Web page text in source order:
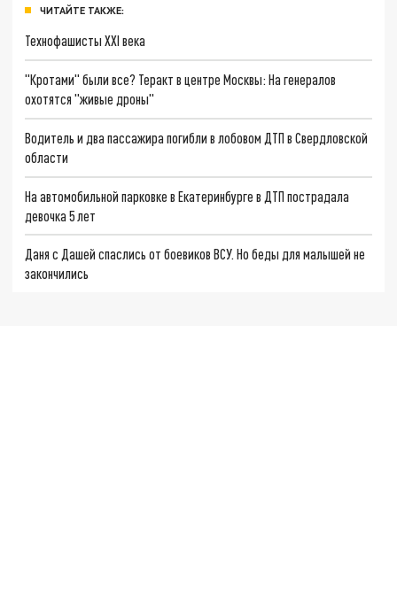
ЧИТАЙТЕ ТАКЖЕ:
Технофашисты XXI века
"Кротами" были все? Теракт в центре Москвы: На генералов
охотятся "живые дроны"
Водитель и два пассажира погибли в лобовом ДТП в Свердловской
области
На автомобильной парковке в Екатеринбурге в ДТП пострадала
девочка 5 лет
Даня с Дашей спаслись от боевиков ВСУ. Но беды для малышей не
закончились